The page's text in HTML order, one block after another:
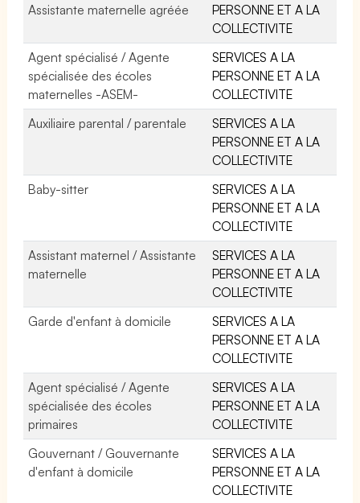
Assistante maternelle agréée
PERSONNE ET A LA
COLLECTIVITE
Agent spécialisé / Agente
spécialisée des écoles
maternelles -ASEM-
SERVICES A LA
PERSONNE ET A LA
COLLECTIVITE
Auxiliaire parental / parentale
SERVICES A LA
PERSONNE ET A LA
COLLECTIVITE
Baby-sitter
SERVICES A LA
PERSONNE ET A LA
COLLECTIVITE
Assistant maternel / Assistante
maternelle
SERVICES A LA
PERSONNE ET A LA
COLLECTIVITE
Garde d'enfant à domicile
SERVICES A LA
PERSONNE ET A LA
COLLECTIVITE
Agent spécialisé / Agente
spécialisée des écoles
primaires
SERVICES A LA
PERSONNE ET A LA
COLLECTIVITE
Gouvernant / Gouvernante
d'enfant à domicile
SERVICES A LA
PERSONNE ET A LA
COLLECTIVITE